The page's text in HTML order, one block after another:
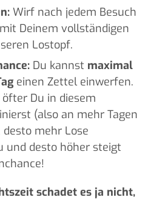
Wirf nach jedem Besuch
Deinem vollständigen
Lostopf.
Du kannst maximal
einen Zettel einwerfen.
öfter Du in diesem
(also an mehr Tagen
mehr Lose
und desto höher steigt
schadet es ja nicht,